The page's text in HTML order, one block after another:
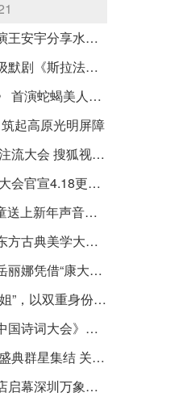
愤怒 主创鼓励普通人勇敢挥出一拳
秀》北京站“重磅”来袭！
蝎美人扮相惊艳
起高原光明屏障
4.18将焕新开启春日盛会
“关注流大会”焕新开启
让每一次表达都有回响
大片尽显国风雅致
这一角色，聚焦红色题材
《马背摇篮》的双重使命
快时代守护“慢文化”
关注流助力逐梦舞台
穿演绎「驭马迎风」新春限定系列